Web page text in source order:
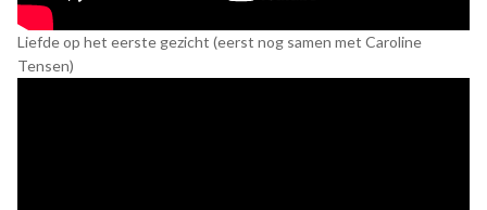
Liefde op het eerste gezicht (eerst nog samen met Caroline
Tensen)